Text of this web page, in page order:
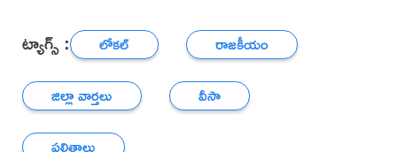
ట్యాగ్స్ : లోకల్
రాజకీయం
జిల్లా వార్తలు
వీసా
ఫలితాలు